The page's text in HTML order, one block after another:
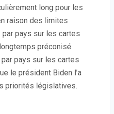
long pour les
raison des limites
pays sur les cartes
préconisé
pays sur les cartes
le président Biden l’a
priorités législatives.